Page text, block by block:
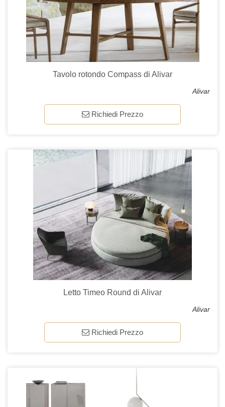
Tavolo rotondo Compass di Alivar
Alivar
Richiedi Prezzo
Letto Timeo Round di Alivar
Alivar
Richiedi Prezzo